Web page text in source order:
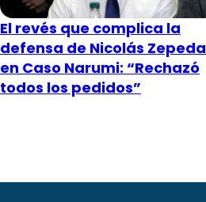
El revés que complica la
defensa de Nicolás Zepeda
en Caso Narumi: “Rechazó
todos los pedidos”